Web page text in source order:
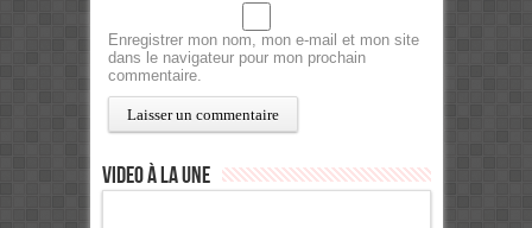
Enregistrer mon nom, mon e-mail et mon site
dans le navigateur pour mon prochain
commentaire.
Video à la Une